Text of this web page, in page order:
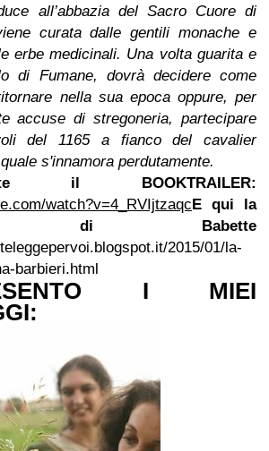
all’abbazia del Sacro Cuore di
curata dalle gentili monache e
erbe medicinali. Una volta guarita e
di Fumane, dovrà decidere come
nella sua epoca oppure, per
accuse di stregoneria, partecipare
del 1165 a fianco del cavalier
s'innamora perdutamente.
il BOOKTRAILER:
watch?v=4_RVIjtzaqcE qui la
di Babette
2015/01/la-
barbieri.html
I MIEI